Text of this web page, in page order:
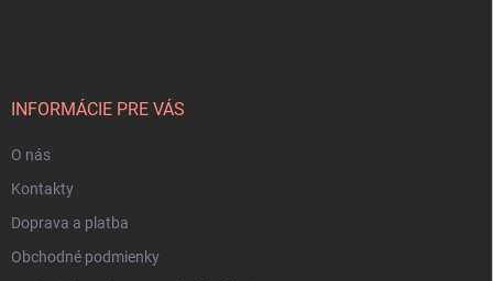
INFORMÁCIE PRE VÁS
O nás
Kontakty
Doprava a platba
Obchodné podmienky